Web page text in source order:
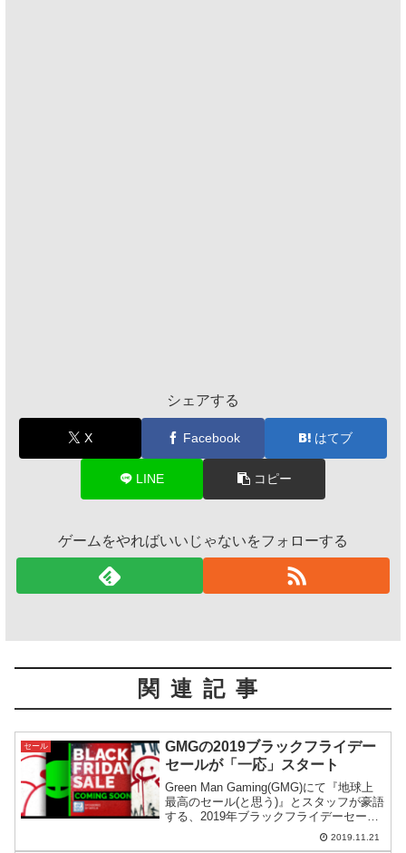
シェアする
X Facebook はてブ
LINE コピー
ゲームをやればいいじゃないをフォローする
関連記事
セール
GMGの2019ブラックフライデー
セールが「一応」スタート
Green Man Gaming(GMG)にて『地球上
最高のセール(と思う)』とスタッフが豪語
する、2019年ブラックフライデーセール
が「一応」スタート。本番が開始する前
に内容をチェックしてみます。
2019.11.21